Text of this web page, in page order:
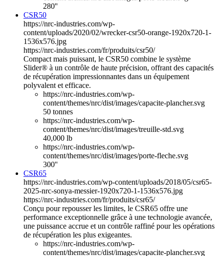
280''
CSR50
https://nrc-industries.com/wp-
content/uploads/2020/02/wrecker-csr50-orange-1920x720-1-
1536x576.jpg
https://nrc-industries.com/fr/produits/csr50/
Compact mais puissant, le CSR50 combine le système
Slider® à un contrôle de haute précision, offrant des capacités
de récupération impressionnantes dans un équipement
polyvalent et efficace.
https://nrc-industries.com/wp-
content/themes/nrc/dist/images/capacite-plancher.svg
50 tonnes
https://nrc-industries.com/wp-
content/themes/nrc/dist/images/treuille-std.svg
40,000 lb
https://nrc-industries.com/wp-
content/themes/nrc/dist/images/porte-fleche.svg
300''
CSR65
https://nrc-industries.com/wp-content/uploads/2018/05/csr65-
2025-nrc-sonya-messier-1920x720-1-1536x576.jpg
https://nrc-industries.com/fr/produits/csr65/
Conçu pour repousser les limites, le CSR65 offre une
performance exceptionnelle grâce à une technologie avancée,
une puissance accrue et un contrôle raffiné pour les opérations
de récupération les plus exigeantes.
https://nrc-industries.com/wp-
content/themes/nrc/dist/images/capacite-plancher.svg